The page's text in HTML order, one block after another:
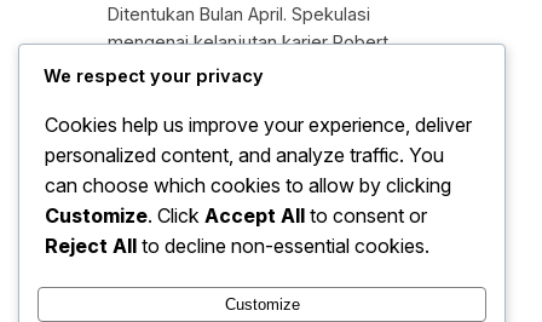
Ditentukan Bulan April. Spekulasi
mengenai kelanjutan karier Robert
Lewandowski di Spotify Camp Nou
Kabar terbaru menyebutkan bahwa
masa depan Lewandowski di Barcelona
di tentukan bulan april mendatang oleh
jajaran manajemen dan staf
kepresidenan klub. Penentuan ini bukan
sedang berada dalam fase…
We respect your privacy
Cookies help us improve your experience, deliver
personalized content, and analyze traffic. You
can choose which cookies to allow by clicking
Customize. Click Accept All to consent or
Reject All to decline non-essential cookies.
Customize